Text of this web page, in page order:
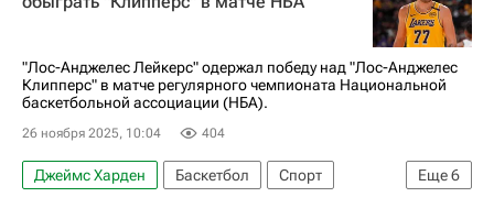
НБА
"Лос-Анджелес Лейкерс" одержал победу над "Лос-Анджелес
Клипперс" в матче регулярного чемпионата Национальной
баскетбольной ассоциации (НБА).
26 ноября 2025, 10:04 404
Еще6
Джеймс Харден Баскетбол
Спорт